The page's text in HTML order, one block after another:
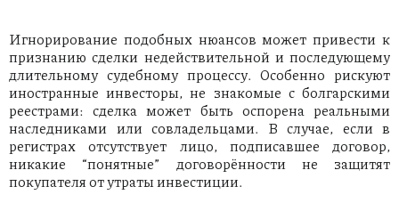
Игнорирование подобных нюансов может привести к
признанию сделки недействительной и последующему
длительному судебному процессу. Особенно рискуют
иностранные инвесторы, не знакомые с болгарскими
реестрами: сделка может быть оспорена реальными
наследниками или совладельцами. В случае, если в
регистрах отсутствует лицо, подписавшее договор,
никакие “понятные” договорённости не защитят
покупателя от утраты инвестиции.